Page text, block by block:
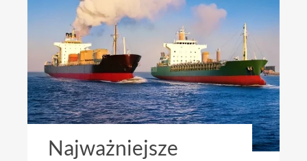
Najważniejsze